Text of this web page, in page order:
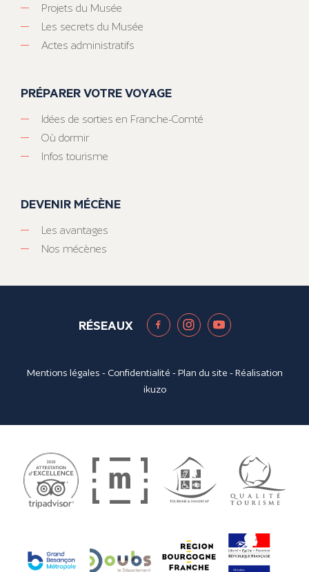
Projets du Musée
Les secrets du Musée
Actes administratifs
PRÉPARER VOTRE VOYAGE
Idées de sorties en Franche-Comté
Où dormir
Infos tourisme
DEVENIR MÉCÈNE
Les avantages
Nos mécènes
RÉSEAUX
Mentions légales - Confidentialité -Plan du site - Réalisation
ikuzo